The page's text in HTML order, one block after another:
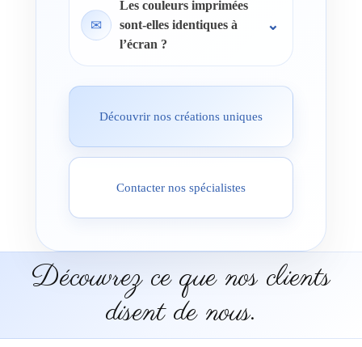
✉
Les couleurs imprimées
sont-elles identiques à
l’écran ?
Découvrir nos créations uniques
Contacter nos spécialistes
Découvrez ce que nos clients
disent de nous.